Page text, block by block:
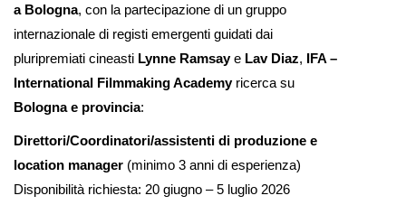
a Bologna, con la partecipazione di un gruppo
internazionale di registi emergenti guidati dai
pluripremiati cineasti Lynne Ramsaye Lav Diaz, IFA –
International Filmmaking Academyricerca su
Bologna e provincia:
Direttori/Coordinatori/assistenti di produzione e
location manager (minimo 3 anni di esperienza)
Disponibilità richiesta: 20 giugno – 5 luglio 2026